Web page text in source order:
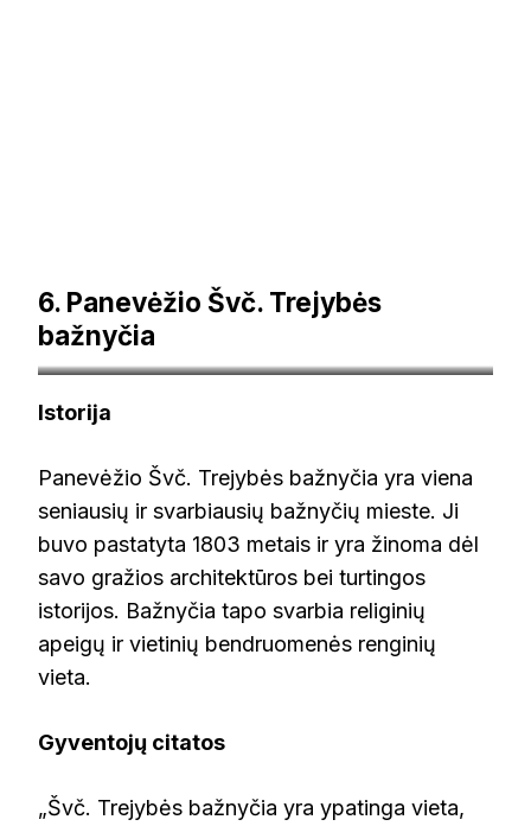
6. Panevėžio Švč. Trejybės
bažnyčia
Istorija
Panevėžio Švč. Trejybės bažnyčia yra viena
seniausių ir svarbiausių bažnyčių mieste. Ji
buvo pastatyta 1803 metais ir yra žinoma dėl
savo gražios architektūros bei turtingos
istorijos. Bažnyčia tapo svarbia religinių
apeigų ir vietinių bendruomenės renginių
vieta.
Gyventojų citatos
„Švč. Trejybės bažnyčia yra ypatinga vieta,